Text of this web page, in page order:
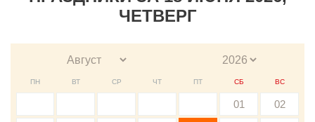
ЧЕТВЕРГ
ПН ВТ СР ЧТ ПТ СБ ВС
01 02